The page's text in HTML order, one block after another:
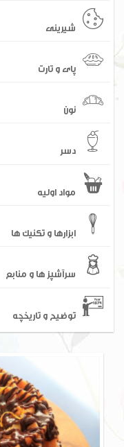
شیرینی
پای و تارت
نون
دسر
مواد اولیه
ابزارها و تکنیک ها
سرآشپز ها و منابع
توضیح و تاریخچه